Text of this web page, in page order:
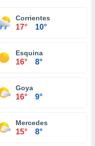
Corrientes
17° 10°
Esquina
16° 8°
Virasoro
Goya
16° 9°
Mercedes
15° 8°